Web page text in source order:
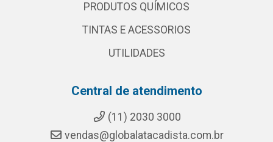
PRODUTOS QUÍMICOS
TINTAS E ACESSORIOS
UTILIDADES
Central de atendimento
(11) 2030 3000
vendas@globalatacadista.com.br